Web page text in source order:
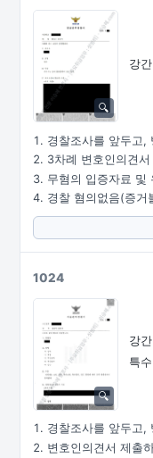
강간
경찰조사를 앞두고,
3차례 변호인의견
무혐의 입증자료 및
경찰 혐의없음(증거
1024
강
특
경찰조사를 앞두고,
변호인의견서 제출